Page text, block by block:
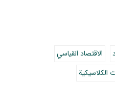
الاقتصاد القياسي
الكلاسيكية